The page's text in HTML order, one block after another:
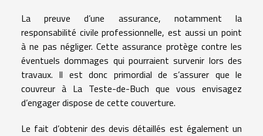
La preuve d’une assurance, notamment la
responsabilité civile professionnelle, est aussi un point
à ne pas négliger. Cette assurance protège contre les
éventuels dommages qui pourraient survenir lors des
travaux. Il est donc primordial de s’assurer que le
couvreur à La Teste-de-Buch que vous envisagez
d’engager dispose de cette couverture.
Le fait d’obtenir des devis détaillés est également un